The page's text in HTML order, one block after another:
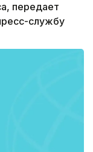
передает
службу